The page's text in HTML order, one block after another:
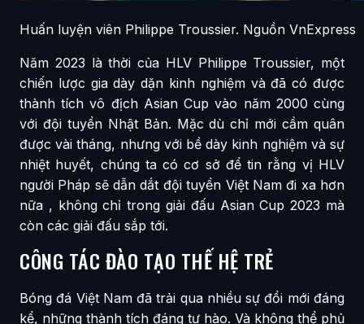
Huấn luyện viên Philippe Troussier. Nguồn VnExpress
Năm 2023 là thời của HLV Philippe Troussier, một
chiến lược gia dày dặn kinh nghiệm và đã có được
thành tích vô địch Asian Cup vào năm 2000 cùng
với đội tuyển Nhật Bản. Mặc dù chỉ mới cầm quân
được vài tháng, nhưng với bề dày kinh nghiệm và sự
nhiệt huyết, chúng ta có cơ sở để tin rằng vị HLV
người Pháp sẽ dẫn dắt đội tuyển Việt Nam đi xa hơn
nữa , không chỉ trong giải đấu Asian Cup 2023 mà
còn các giải đấu sắp tới.
CÔNG TÁC ĐÀO TẠO THẾ HỆ TRẺ
Bóng đá Việt Nam đã trải qua nhiều sự đổi mới đáng
kể, những thành tích đáng tự hào. Và không thể phủ